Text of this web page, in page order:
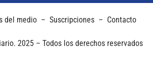
del medio – Suscripciones – Contacto
2025 – Todos los derechos reservados